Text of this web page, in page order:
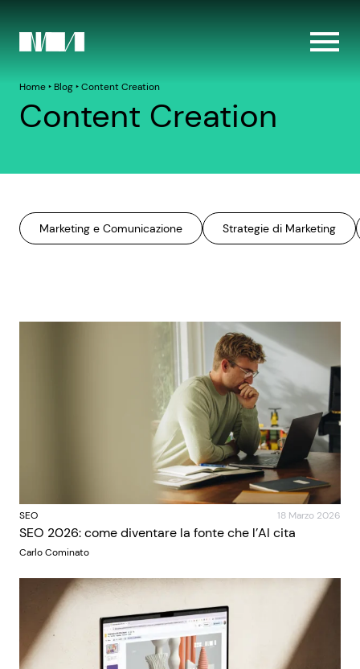
Home‣ Blog‣Content Creation
Content Creation
Marketing e Comunicazione Strategie di Marketing
SEO 18 Marzo 2026
SEO 2026: come diventare la fonte che l’AI cita
Carlo Cominato